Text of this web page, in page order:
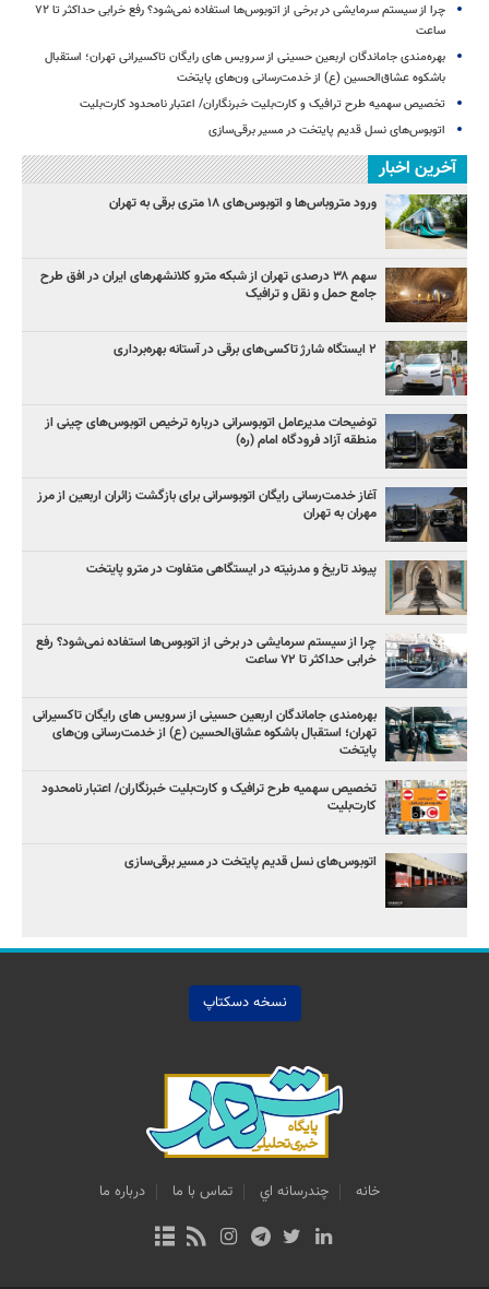
چرا از سیستم سرمایشی در برخی از اتوبوس‌ها استفاده نمی‌شود؟ رفع خرابی حداکثر تا ۷۲
ساعت
بهره‌مندی جاماندگان اربعین حسینی از سرویس‌ های رایگان تاکسیرانی تهران؛ استقبال
باشکوه عشاق‌الحسین (ع) از خدمت‌رسانی ون‌های پایتخت
تخصیص سهمیه طرح ترافیک و کارت‌بلیت خبرنگاران/ اعتبار نامحدود کارت‌بلیت
اتوبوس‌های نسل قدیم پایتخت در مسیر برقی‌سازی
آخرین اخبار
ورود متروباس‌ها و اتوبوس‌های ۱۸ متری برقی به تهران
سهم ۳۸ درصدی تهران از شبکه مترو کلانشهرهای ایران در افق طرح
جامع حمل و نقل و ترافیک
۲ ایستگاه شارژ تاکسی‌های برقی در آستانه بهره‌برداری
توضیحات مدیرعامل اتوبوسرانی درباره ترخیص اتوبوس‌های چینی از
منطقه آزاد فرودگاه امام (ره)
آغاز خدمت‌رسانی رایگان اتوبوسرانی برای بازگشت زائران اربعین از مرز
مهران به تهران
پیوند تاریخ و مدرنیته در ایستگاهی متفاوت در مترو پایتخت
چرا از سیستم سرمایشی در برخی از اتوبوس‌ها استفاده نمی‌شود؟ رفع
خرابی حداکثر تا ۷۲ ساعت
بهره‌مندی جاماندگان اربعین حسینی از سرویس‌ های رایگان تاکسیرانی
تهران؛ استقبال باشکوه عشاق‌الحسین (ع) از خدمت‌رسانی ون‌های
پایتخت
تخصیص سهمیه طرح ترافیک و کارت‌بلیت خبرنگاران/ اعتبار نامحدود
کارت‌بلیت
اتوبوس‌های نسل قدیم پایتخت در مسیر برقی‌سازی
نسخه دسکتاپ
خانه چندرسانه اي تماس با ما درباره ما